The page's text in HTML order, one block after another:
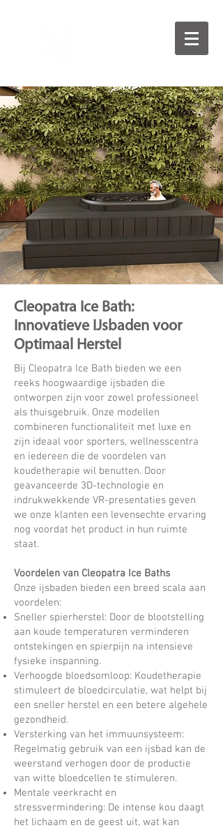
Cleopatra Ice Bath:
Innovatieve IJsbaden voor
Optimaal Herstel
Bij Cleopatra Ice Bath bieden we een
reeks hoogwaardige ijsbaden die
ontworpen zijn voor zowel professioneel
als thuisgebruik. Onze modellen
combineren functionaliteit met luxe en
zijn ideaal voor sporters, wellnesscentra
en iedereen die de voordelen van
koudetherapie wil benutten. Door
geavanceerde 3D-technologie en
indrukwekkende VR-presentaties geven
we onze klanten een levensechte ervaring
nog voordat het product in hun ruimte
staat.
Voordelen van Cleopatra Ice Baths
Onze ijsbaden bieden een breed scala aan
voordelen:
Sneller spierherstel: Door de blootstelling
aan koude temperaturen verminderen
ontstekingen en spierpijn na intensieve
fysieke inspanning.
Verhoogde bloedsomloop: Koudetherapie
stimuleert de bloedcirculatie, wat helpt bij
een sneller herstel en een betere algehele
gezondheid.
Versterking van het immuunsysteem:
Regelmatig gebruik van een ijsbad kan de
weerstand verhogen door de productie
van witte bloedcellen te stimuleren.
Mentale veerkracht en
stressvermindering: De intense kou daagt
het lichaam en de geest uit, wat kan